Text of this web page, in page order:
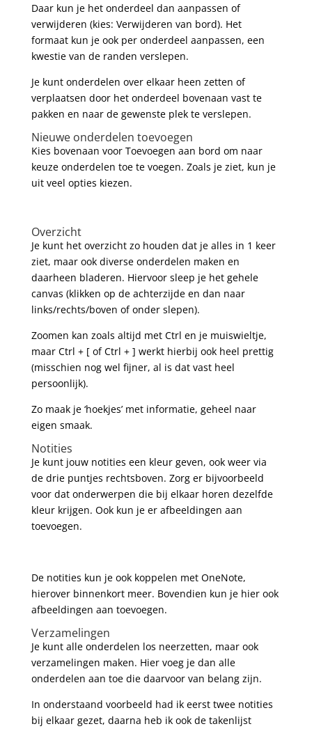
Daar kun je het onderdeel dan aanpassen of
verwijderen (kies: Verwijderen van bord). Het
formaat kun je ook per onderdeel aanpassen, een
kwestie van de randen verslepen.
Je kunt onderdelen over elkaar heen zetten of
verplaatsen door het onderdeel bovenaan vast te
pakken en naar de gewenste plek te verslepen.
Nieuwe onderdelen toevoegen
Kies bovenaan voor Toevoegen aan bord om naar
keuze onderdelen toe te voegen. Zoals je ziet, kun je
uit veel opties kiezen.
Overzicht
Je kunt het overzicht zo houden dat je alles in 1 keer
ziet, maar ook diverse onderdelen maken en
daarheen bladeren. Hiervoor sleep je het gehele
canvas (klikken op de achterzijde en dan naar
links/rechts/boven of onder slepen).
Zoomen kan zoals altijd met Ctrl en je muiswieltje,
maar Ctrl + [ of Ctrl + ] werkt hierbij ook heel prettig
(misschien nog wel fijner, al is dat vast heel
persoonlijk).
Zo maak je ‘hoekjes’ met informatie, geheel naar
eigen smaak.
Notities
Je kunt jouw notities een kleur geven, ook weer via
de drie puntjes rechtsboven. Zorg er bijvoorbeeld
voor dat onderwerpen die bij elkaar horen dezelfde
kleur krijgen. Ook kun je er afbeeldingen aan
toevoegen.
De notities kun je ook koppelen met OneNote,
hierover binnenkort meer. Bovendien kun je hier ook
afbeeldingen aan toevoegen.
Verzamelingen
Je kunt alle onderdelen los neerzetten, maar ook
verzamelingen maken. Hier voeg je dan alle
onderdelen aan toe die daarvoor van belang zijn.
In onderstaand voorbeeld had ik eerst twee notities
bij elkaar gezet, daarna heb ik ook de takenlijst